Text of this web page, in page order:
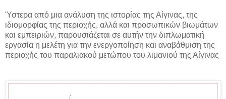
Ύστερα από μια ανάλυση της ιστορίας της Αίγινας, της
ιδιομορφίας της περιοχής, αλλά και προσωπικών βιωμάτων
και εμπειριών, παρουσιάζεται σε αυτήν την διπλωματική
εργασία η μελέτη για την ενεργοποίηση και αναβάθμιση της
περιοχής του παραλιακού μετώπου του λιμανιού της Αίγινας